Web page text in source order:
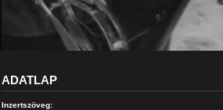
ADATLAP
Inzertszöveg: